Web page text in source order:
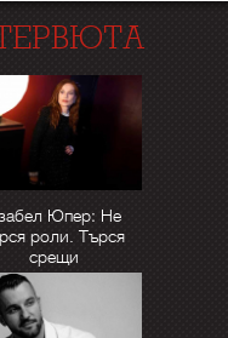
Юпер: Не
роли. Търся
срещи